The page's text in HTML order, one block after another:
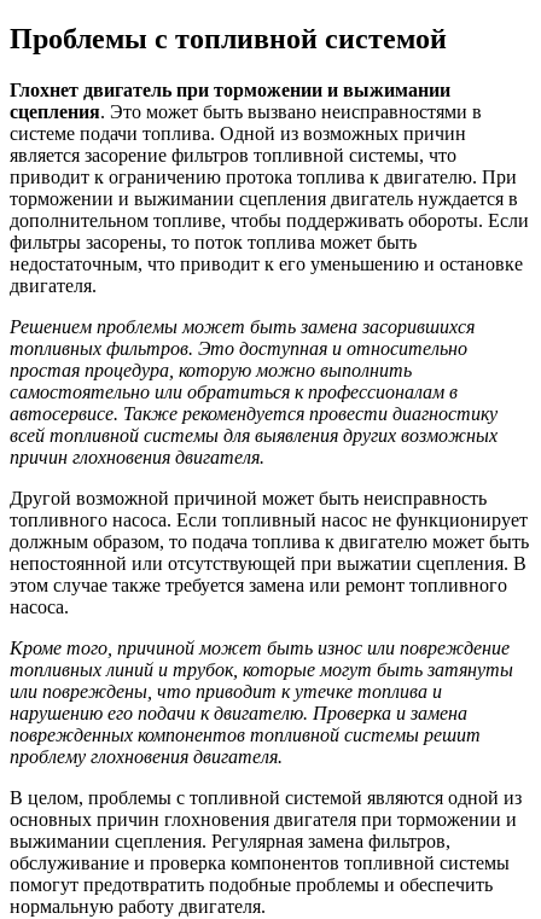
Проблемы с топливной системой
Глохнет двигатель при торможении и выжимании
сцепления. Это может быть вызвано неисправностями в
системе подачи топлива. Одной из возможных причин
является засорение фильтров топливной системы, что
приводит к ограничению протока топлива к двигателю. При
торможении и выжимании сцепления двигатель нуждается в
дополнительном топливе, чтобы поддерживать обороты. Если
фильтры засорены, то поток топлива может быть
недостаточным, что приводит к его уменьшению и остановке
двигателя.
Решением проблемы может быть замена засорившихся
топливных фильтров. Это доступная и относительно
простая процедура, которую можно выполнить
самостоятельно или обратиться к профессионалам в
автосервисе. Также рекомендуется провести диагностику
всей топливной системы для выявления других возможных
причин глохновения двигателя.
Другой возможной причиной может быть неисправность
топливного насоса. Если топливный насос не функционирует
должным образом, то подача топлива к двигателю может быть
непостоянной или отсутствующей при выжатии сцепления. В
этом случае также требуется замена или ремонт топливного
насоса.
Кроме того, причиной может быть износ или повреждение
топливных линий и трубок, которые могут быть затянуты
или повреждены, что приводит к утечке топлива и
нарушению его подачи к двигателю. Проверка и замена
поврежденных компонентов топливной системы решит
проблему глохновения двигателя.
В целом, проблемы с топливной системой являются одной из
основных причин глохновения двигателя при торможении и
выжимании сцепления. Регулярная замена фильтров,
обслуживание и проверка компонентов топливной системы
помогут предотвратить подобные проблемы и обеспечить
нормальную работу двигателя.